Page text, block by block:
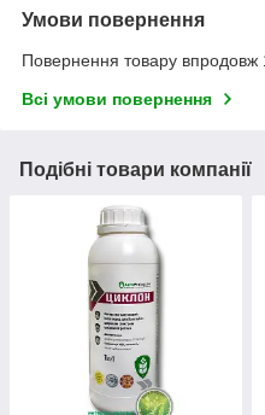
Умови повернення
Повернення товару впродовж
Всі умови повернення
Подібні товари компанії